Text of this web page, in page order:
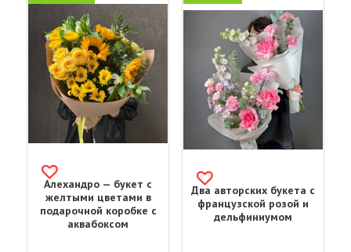
Алехандро — букет с
желтыми цветами в
подарочной коробке с
аквабоксом
Два авторских букета с
французской розой и
дельфиниумом